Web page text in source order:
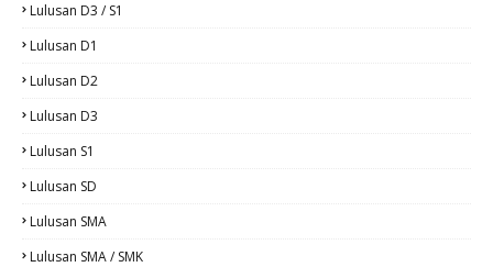
Lulusan D3 / S1
Lulusan D1
Lulusan D2
Lulusan D3
Lulusan S1
Lulusan SD
Lulusan SMA
Lulusan SMA / SMK